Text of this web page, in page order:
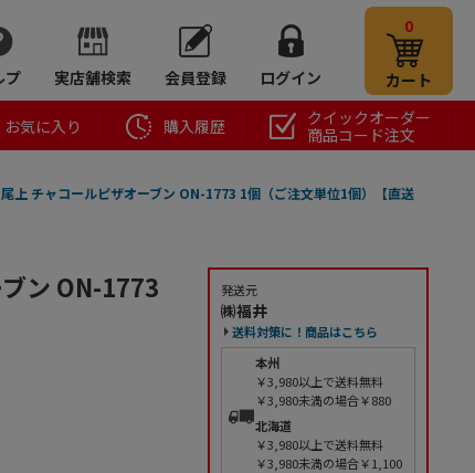
プ 実店舗検索 会員登録 ログイン
0
カート
お気に入り 購入履歴
クイックオーダー
商品コード注文
上 チャコールピザオーブン ON-1773 1個（ご注文単位1個）【直送
ン ON-1773
発送元
㈱福井
送料対策に！商品はこちら
本州
￥3,980以上で送料無料
￥3,980未満の場合￥880
北海道
￥3,980以上で送料無料
￥3,980未満の場合￥1,100